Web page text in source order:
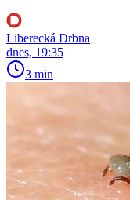
Liberecká Drbna
dnes, 19:35
3 min